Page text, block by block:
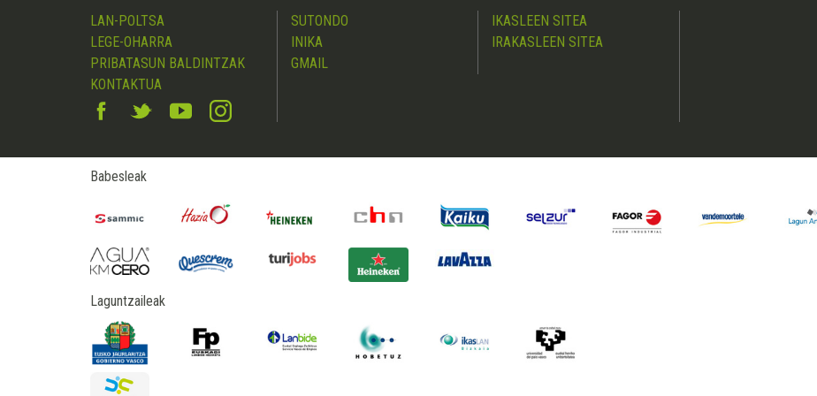
LAN-POLTSA
LEGE-OHARRA
PRIBATASUN BALDINTZAK
KONTAKTUA
SUTONDO
INIKA
GMAIL
IKASLEEN SITEA
IRAKASLEEN SITEA
Babesleak
Laguntzaileak